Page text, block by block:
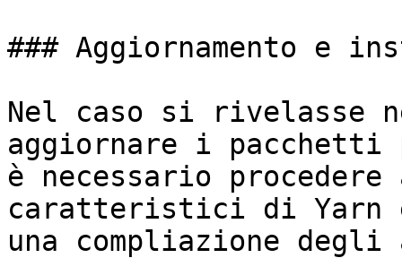
### Aggiornamento e
Nel caso si rivelasse
aggiornare i
è necessario
caratteristici di Yarn e
una compliazione degli